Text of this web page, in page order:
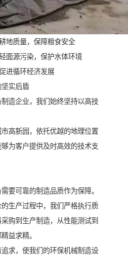
地质量，保障粮食安全
面源污染，保护水体环境
进循环经济发展
实后盾
造企业，我们始终坚持以高技
高新园，依托优越的地理位置
为客户提供及时高效的技术支
要可靠的制造品质作为保障。
生产过程中，我们严格执行质
购到生产制造，从性能测试到
益求精。
求，使我们的环保机械制造设